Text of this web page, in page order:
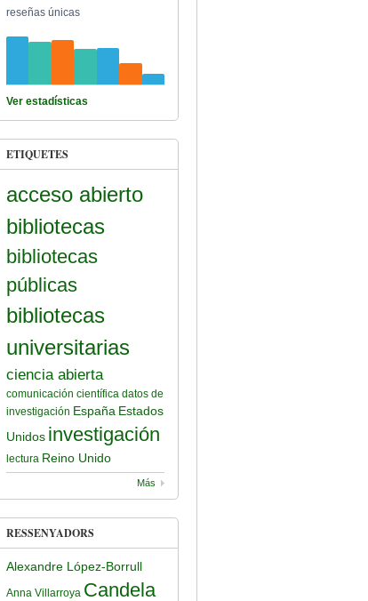
reseñas únicas
Ver estadísticas
ETIQUETES
acceso abierto
bibliotecas
bibliotecas
públicas
bibliotecas
universitarias
ciencia abierta
comunicación científica datos de
investigación España Estados
Unidos investigación
lectura Reino Unido
Más
RESSENYADORS
Alexandre López-Borrull
Anna Villarroya Candela